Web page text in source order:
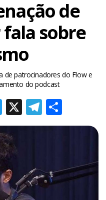
de
sobre
de patrocinadores do Flow e
do podcast
Twitter
X